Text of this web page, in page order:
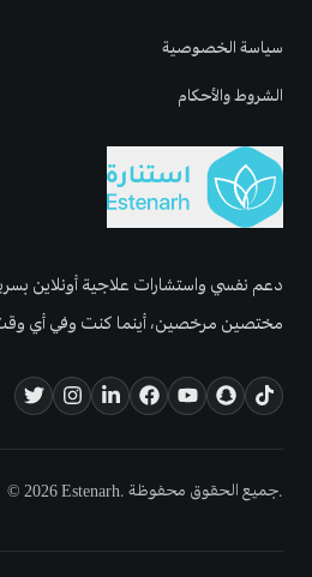
دعم نفسي واستشارات علاجية أونلاين
مختصين مرخصين، أينما كنت وفي أي
© 2026 Estenarh. جميع الحقوق محفوظة.
سياسة الخصوصية
الشروط والأحكام